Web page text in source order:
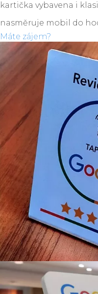
kartička vybavena i
nasměruje mobil do
Máte zájem?